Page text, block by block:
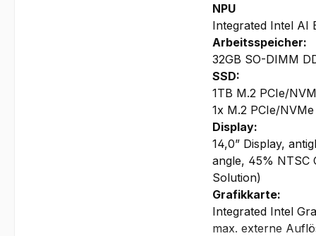
NPU
Integrated Intel AI
Arbeitsspeicher:
32GB SO-DIMM
SSD:
1TB M.2 PCIe/
1x M.2 PCIe/
Display:
14,0” Display,
angle, 45% NTSC
Solution)
Grafikkarte:
Integrated Intel
max. externe